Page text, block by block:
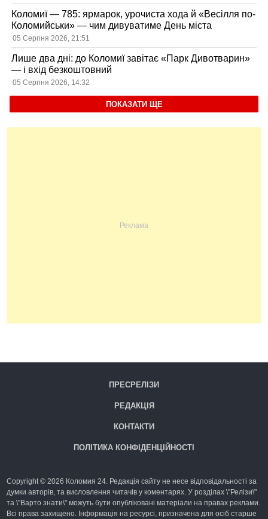
Коломиї — 785: ярмарок, урочиста хода й «Весілля по-
Коломийськи» — чим дивуватиме День міста
05 Серпня 2026, 21:51
Лише два дні: до Коломиї завітає «Парк Дивотварин»
— і вхід безкоштовний
05 Серпня 2026, 14:32
ПОКАЗАТИ ЩЕ
ПРЕСРЕЛІЗИ
РЕДАКЦІЯ
КОНТАКТИ
ПОЛІТИКА КОНФІДЕНЦІЙНОСТІ
Copyright © 2026 Коломия 24. Редакція сайту не несе відповідальності за
думки авторів, та висловлення читачів у коментарях. У розділах \"Релізи\"
та \"Варто знати\" можуть бути опубліковані матеріали на правах реклами.
Всі права захищено. Інформація на ресурсі, призначена для осіб старше